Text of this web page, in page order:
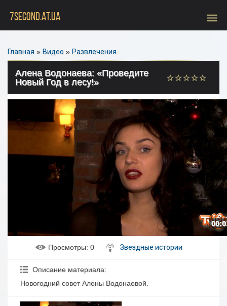
7SECOND.AT.UA menu
Главная » Видео » Развлечения
Алена Водонаева: «Проведите
Новый Год в лесу!»
Просмотры: 0 Звездные истории
Описание материала:
Новогодний совет Алены Водонаевой.